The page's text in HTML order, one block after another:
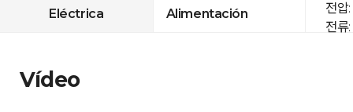
Eléctrica Alimentación
전압
전류
Vídeo